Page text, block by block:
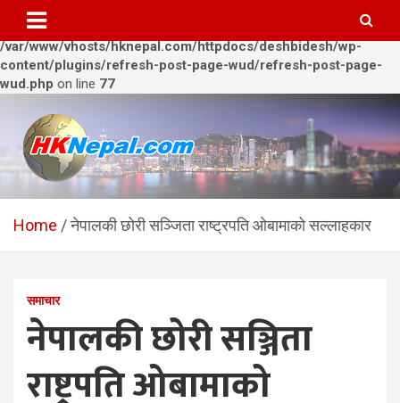
Warning
: Trying to access array offset on value of type bool in
/var/www/vhosts/hknepal.com/httpdocs/deshbidesh/wp-
content/plugins/refresh-post-page-wud/refresh-post-page-
wud.php on line 77
content
HKNepal.com – हङकङबाट
सञ्चालित पहिलो नेपाली अनलाईन
hknepal, hknepal.com, hk nepal, hk nepal com
Home नेपालकी छोरी सञ्जिता राष्ट्रपति ओबामाको सल्लाहकार
समाचार
नेपालकी छोरी सञ्जिता
राष्ट्रपति ओबामाको